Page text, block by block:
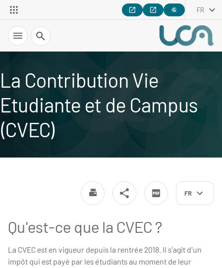
FR
Recherche
La Contribution Vie
Etudiante et de Campus
(CVEC)
FR
Qu'est-ce que la CVEC ?
La CVEC est en vigueur depuis la rentrée 2018. Il s'agit d'un
impôt qui est payé par les étudiants au moment de leur